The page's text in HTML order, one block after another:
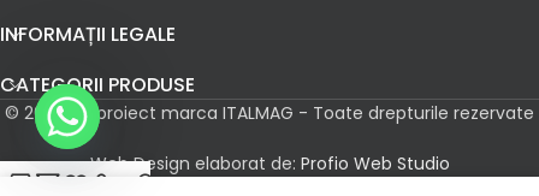
INFORMAȚII LEGALE
CATEGORII PRODUSE
© 2026 Un proiect marca ITALMAG - Toate drepturile rezervate
Web Design elaborat de: Profio Web Studio